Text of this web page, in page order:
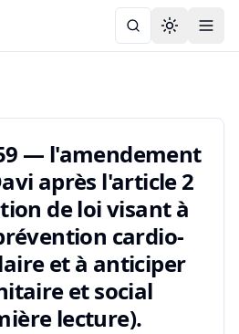
Toggle
— l'amendement
après l'article 2
de loi visant à
cardio-
et à anticiper
et social
lecture).